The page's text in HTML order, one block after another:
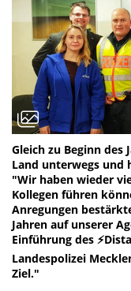
Gleich zu Beginn des
Land unterwegs und
"Wir haben wieder
Kollegen führen
Anregungen
Jahren auf unserer
Einführung des
Landespolizei
Ziel."